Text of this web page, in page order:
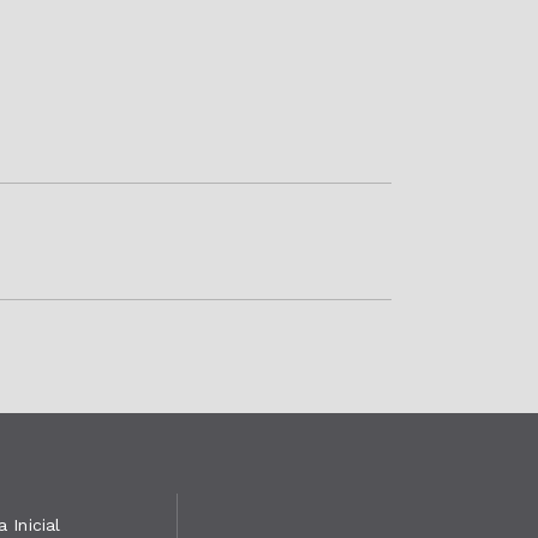
Inicial